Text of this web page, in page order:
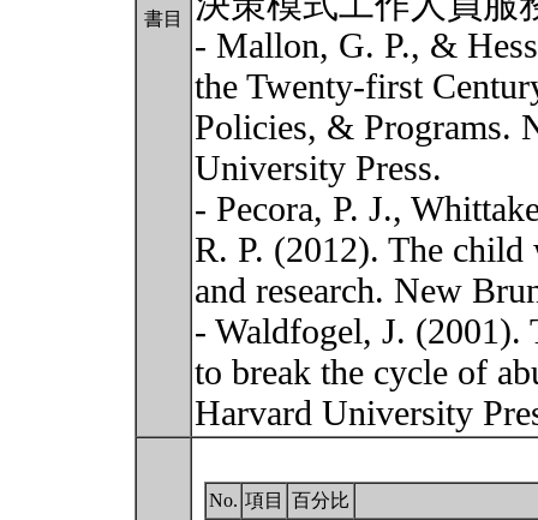
書目
- Mallon, G. P., &
the Twenty-first
Policies, & Programs.
University Press.
- Pecora, P. J.,
R. P. (2012). The child
and research. New
- Waldfogel, J.
to break the cycle of
Harvard University
No. 項目 百分比